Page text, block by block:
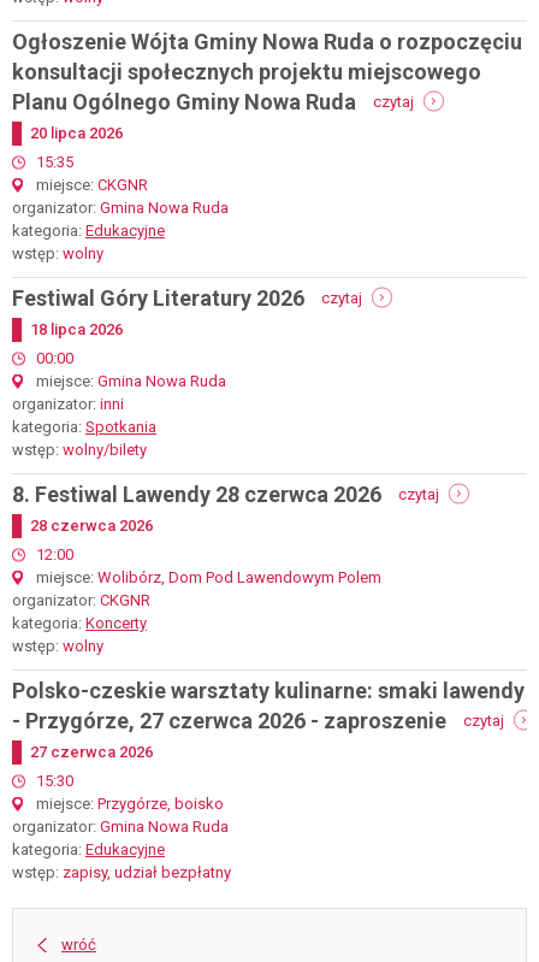
Ogłoszenie Wójta Gminy Nowa Ruda o rozpoczęciu
konsultacji społecznych projektu miejscowego
Planu Ogólnego Gminy Nowa Ruda
czytaj
ogłoszenie
Dodano
20 lipca 2026
start
15:35
miejsce CKGNR
organizator Gmina Nowa Ruda
kategoria Edukacyjne
wstęp wolny
Festiwal Góry Literatury 2026 czytaj
festiwal
Dodano
18 lipca 2026
start
00:00
miejsce Gmina Nowa Ruda
organizator inni
kategoria Spotkania
wstęp wolny/bilety
8. Festiwal Lawendy 28 czerwca 2026 czytaj
Dodano
28 czerwca 2026
start
12:00
miejsce Wolibórz, Dom Pod Lawendowym Polem
organizator CKGNR
kategoria Koncerty
wstęp wolny
Polsko-czeskie warsztaty kulinarne: smaki lawendy
- Przygórze, 27 czerwca 2026 - zaproszenie
czytaj
27
Dodano
27 czerwca 2026
start
15:30
miejsce Przygórze, boisko
organizator Gmina Nowa Ruda
kategoria Edukacyjne
wstęp zapisy, udział bezpłatny
wróć